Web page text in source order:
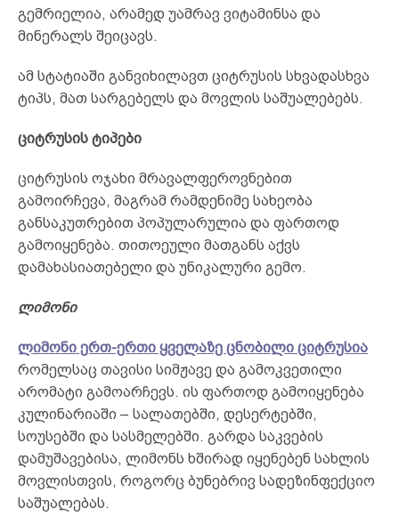
გემრიელია, არამედ უამრავ ვიტამინსა და
მინერალს შეიცავს.
ამ სტატიაში განვიხილავთ ციტრუსის სხვადასხვა
ტიპს, მათ სარგებელს და მოვლის საშუალებებს.
ციტრუსის ტიპები
ციტრუსის ოჯახი მრავალფეროვნებით
გამოირჩევა, მაგრამ რამდენიმე სახეობა
განსაკუთრებით პოპულარულია და ფართოდ
გამოიყენება. თითოეული მათგანს აქვს
დამახასიათებელი და უნიკალური გემო.
ლიმონი
ლიმონი ერთ-ერთი ყველაზე ცნობილი ციტრუსია
რომელსაც თავისი სიმჟავე და გამოკვეთილი
არომატი გამოარჩევს. ის ფართოდ გამოიყენება
კულინარიაში – სალათებში, დესერტებში,
სოუსებში და სასმელებში. გარდა საკვების
დამუშავებისა, ლიმონს ხშირად იყენებენ სახლის
მოვლისთვის, როგორც ბუნებრივ სადეზინფექციო
საშუალებას.